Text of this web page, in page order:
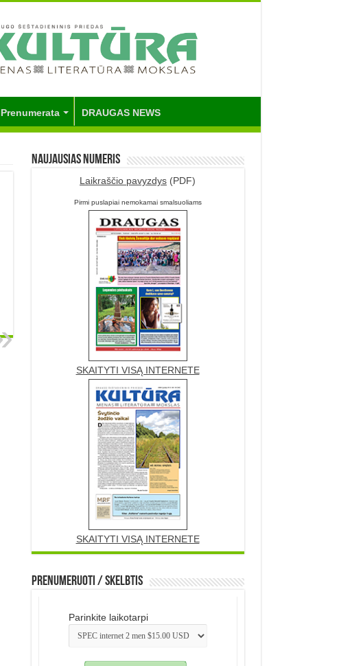
Prenumerata DRAUGAS NEWS
Naujausias numeris
Laikraščio pavyzdys (PDF)
Pirmi puslapiai nemokamai smalsuoliams
SKAITYTI VISĄ INTERNETE
SKAITYTI VISĄ INTERNETE
Prenumeruoti / Skelbtis
Parinkite laikotarpi